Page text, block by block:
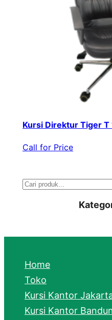
Kursi Direktur Tiger T
Call for Price
S
r
h
Home
Toko
Kursi Kantor
Kursi Kantor